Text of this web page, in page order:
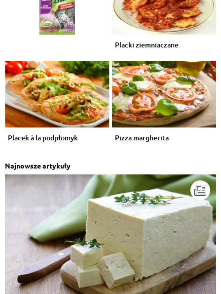
Placki ziemniaczane
Placek à la podpłomyk Pizza margherita
Najnowsze artykuły